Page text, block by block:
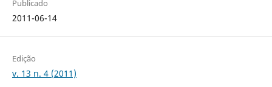
Publicado
2011-06-14
Edição
v. 13 n. 4 (2011)